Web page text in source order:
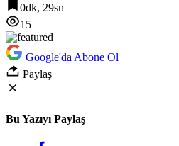
0dk, 29sn
15
Google'da Abone Ol
Paylaş
Bu Yazıyı Paylaş